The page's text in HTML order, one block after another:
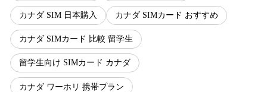
カナダ SIM 日本購入 カナダ SIMカード おすすめ
カナダ SIMカード 比較 留学生
留学生向け SIMカード カナダ
カナダ ワーホリ 携帯プラン